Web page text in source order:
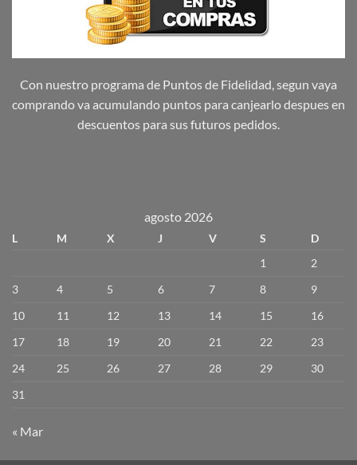
Con nuestro programa de Puntos de Fidelidad, segun vaya
comprando va acumulando puntos para canjearlo despues en
descuentos para sus futuros pedidos.
agosto 2026
L M X J V S
D
1
2
3
4 5 6 7 8
9
10
11 12 13 14 15
16
17
18 19 20 21 22
23
24
25 26 27 28 29
30
31
« Mar